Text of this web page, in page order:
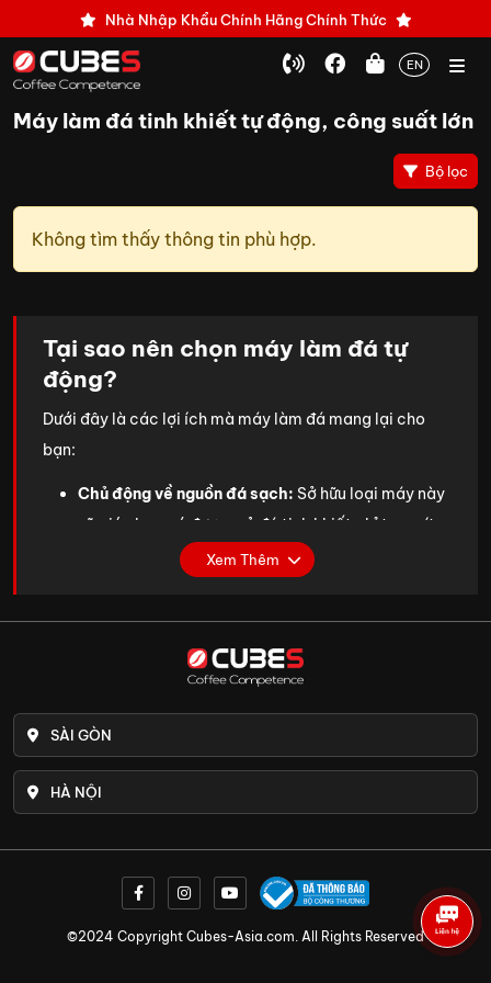
Nhà Nhập Khẩu Chính Hãng Chính Thức
EN
Máy làm đá tinh khiết tự động, công suất lớn
Bộ lọc
Không tìm thấy thông tin phù hợp.
Tại sao nên chọn máy làm đá tự
động?
Dưới đây là các lợi ích mà máy làm đá mang lại cho
bạn:
Chủ động về nguồn đá sạch: Sở hữu loại máy này
sẽ giúp bạn có được mẻ đá tinh khiết chỉ trong ít
phút. Với khả năng kiểm soát toàn bộ quy trình sản
trạng thiếu đá hay giá thị trường tăng cao do phụ
thuộc vào nguồn cung bên ngoài.
Đảm bảo an toàn vệ sinh:Máy làm đá thường
được thiết kế với quy trình khép kín, không cần sự
can thiệp của con người. Chỉ cần nguồn nước đầu
vào được lọc kỹ lưỡng, bạn sẽ nhận được thành
phẩm đá sạch, không bọt khí. Hơn thế, chất liệu
phẩm, bảo vệ sức khỏe cho người dùng.
: Bạn có thể quản lý
toàn bộ quy trình làm đá từ việc lọc sạch nguồn
Xem Thêm
SÀI GÒN
HÀ NỘI
©2024 Copyright Cubes-Asia.com. All Rights Reserved